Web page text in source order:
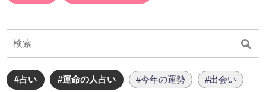
#占い #運命の人占い #今年の運勢 #出会い